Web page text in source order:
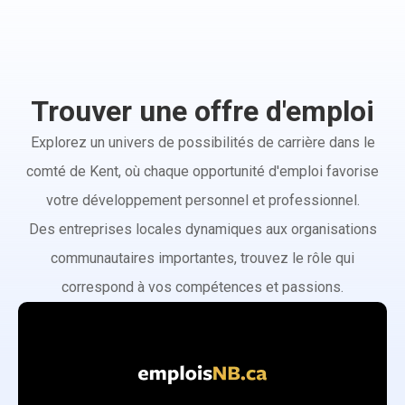
Trouver une offre d'emploi
Explorez un univers de possibilités de carrière dans le
comté de Kent, où chaque opportunité d'emploi favorise
votre développement personnel et professionnel.
Des entreprises locales dynamiques aux organisations
communautaires importantes, trouvez le rôle qui
correspond à vos compétences et passions.